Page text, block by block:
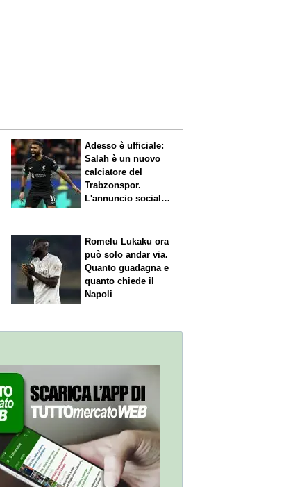
Adesso è ufficiale:
Salah è un nuovo
calciatore del
Trabzonspor.
L'annuncio social
Romelu Lukaku ora
può solo andar via.
Quanto guadagna e
quanto chiede il
Napoli